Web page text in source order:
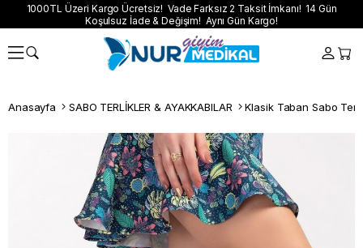
1000TL Üzeri Kargo Ücretsiz! Vade Farksız 2 Taksit İmkanı! 14 Gün
Koşulsuz İade & Değişim! Aynı Gün Kargo!
Anasayfa SABO TERLİKLER & AYAKKABILAR Klasik Taban Sabo